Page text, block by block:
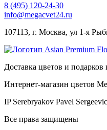
8 (495) 120-24-30
info@megacvet24.ru
107113, г. Москва, ул 1-я
Доставка цветов и
Интернет-магазин цветов
IP Serebryakov Pavel
Все права защищены